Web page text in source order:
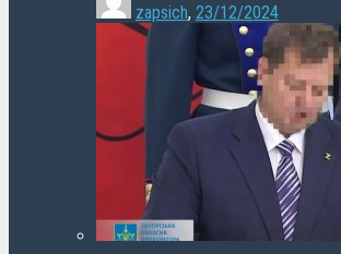
zapsich, 23/12/2024